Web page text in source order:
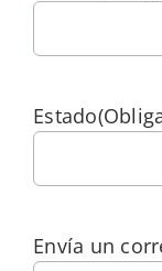
Estado
Envía un